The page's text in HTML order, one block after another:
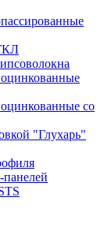
со
"Глухарь"